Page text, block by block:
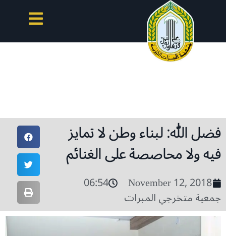
فضل الله: لبناء وطن لا تمايز
فيه ولا محاصصة على الغنائم
November 12, 2018
06:54
جمعية متخرجي المبرات